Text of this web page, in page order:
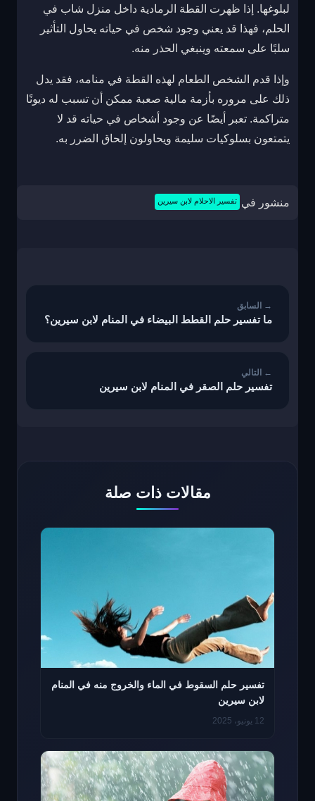
لبلوغها. إذا ظهرت القطة الرمادية داخل منزل شاب في
الحلم، فهذا قد يعني وجود شخص في حياته يحاول التأثير
سلبًا على سمعته وينبغي الحذر منه.
وإذا قدم الشخص الطعام لهذه القطة في منامه، فقد يدل
ذلك على مروره بأزمة مالية صعبة ممكن أن تسبب له ديونًا
متراكمة. تعبر أيضًا عن وجود أشخاص في حياته قد لا
يتمتعون بسلوكيات سليمة ويحاولون إلحاق الضرر به.
منشور في تفسير الاحلام لابن سيرين
ما تفسير حلم القطط البيضاء في المنام لابن سيرين؟
تفسير حلم الصقر في المنام لابن سيرين
مقالات ذات صلة
تفسير حلم السقوط في الماء والخروج منه في المنام
لابن سيرين
12 يونيو، 2025